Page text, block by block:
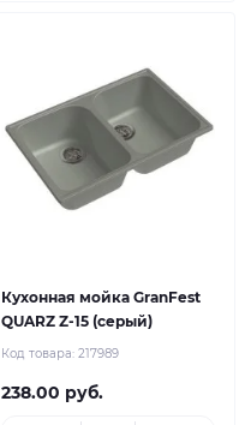
Кухонная мойка GranFest
QUARZ Z-15 (серый)
Код товара: 217989
238.00 руб.